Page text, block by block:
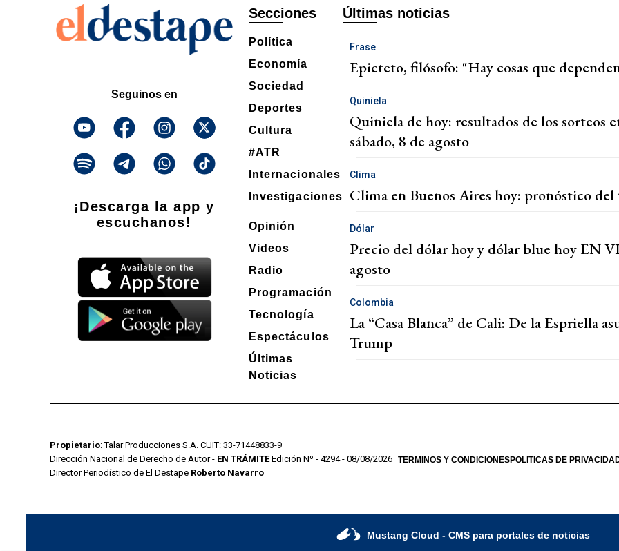
Seguinos en
¡Descarga la app y
escuchanos!
Secciones
Política
Economía
Sociedad
Deportes
Cultura
#ATR
Internacionales
Investigaciones
Opinión
Videos
Radio
Programación
Tecnología
Espectáculos
Últimas
Noticias
Últimas noticias
Frase
Epicteto, filósofo: "Hay cosas que
Quiniela
Quiniela de hoy: resultados de los sorteos
sábado, 8 de agosto
Clima
Clima en Buenos Aires hoy: pronóstico
Dólar
Precio del dólar hoy y dólar blue hoy EN
agosto
Colombia
La “Casa Blanca” de Cali: De la Espriella
Trump
Propietario: Talar Producciones S.A. CUIT: 33-71448833-9
Dirección Nacional de Derecho de Autor - EN TRÁMITE Edición Nº - 4294 - 08/08/2026
Director Periodístico de El Destape Roberto Navarro
TERMINOS Y CONDICIONESPOLITICAS DE
Mustang Cloud - CMS para portales de noticias